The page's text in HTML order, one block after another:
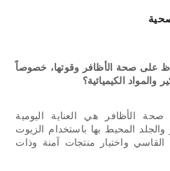
على صحة الأظافر وقوتها، خصوصاً
والمواد الكيميائية؟
الأظافر هي العناية اليومية
المحيط بها باستخدام الزيوت
واختيار منتجات آمنة وذات